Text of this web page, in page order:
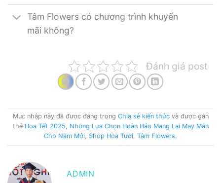
Tâm Flowers có chương trình khuyến
mãi không?
Đánh giá post
Mục nhập này đã được đăng trong Chia sẻ kiến thứcvà được gắn
thẻ Hoa Tết 2025, Những Lựa Chọn Hoàn Hảo Mang Lại May Mắn
Cho Năm Mới, Shop Hoa Tươi, Tâm Flowers.
ADMIN